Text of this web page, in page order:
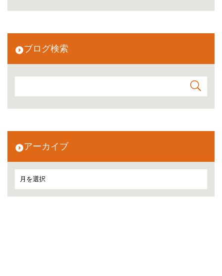
ブログ検索
アーカイブ